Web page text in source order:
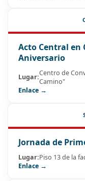
Acto Central en
Aniversario
Lugar:Centro de
Camino"
Enlace →
Jornada de
Lugar:Piso 13 de la
Enlace →